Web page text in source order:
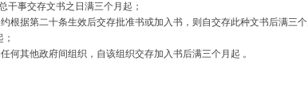
事交存文书之日满三个月起；
据第二十条生效后交存批准书或加入书，则自交存此种文书后满三
其他政府间组织，自该组织交存加入书后满三个月起 。